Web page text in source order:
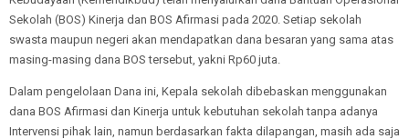
Sekolah (BOS) Kinerja dan BOS Afirmasi pada 2020. Setiap sekolah
swasta maupun negeri akan mendapatkan dana besaran yang sama atas
masing-masing dana BOS tersebut, yakni Rp60 juta.
Dalam pengelolaan Dana ini, Kepala sekolah dibebaskan menggunakan
dana BOS Afirmasi dan Kinerja untuk kebutuhan sekolah tanpa adanya
Intervensi pihak lain, namun berdasarkan fakta dilapangan, masih ada saja